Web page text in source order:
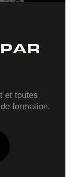
et toutes
formation.